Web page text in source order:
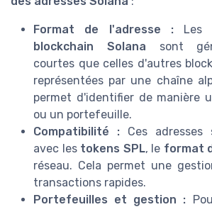
Format de l'adresse :Les
blockchain Solana sont
courtes que celles d'autres
représentées par une chaîne
permet d'identifier de manière
ou un portefeuille.
Compatibilité : Ces adresses
avec les tokens SPL, le format
réseau. Cela permet une
transactions rapides.
Portefeuilles et gestion :